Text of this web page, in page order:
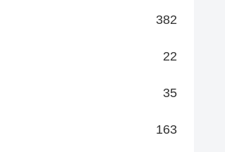
382
22
35
163